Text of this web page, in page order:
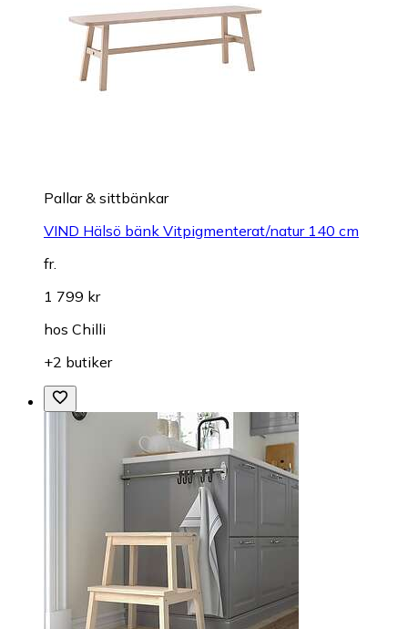
Pallar & sittbänkar
VIND Hälsö bänk Vitpigmenterat/natur 140 cm
fr.
1 799 kr
hos Chilli
+2 butiker